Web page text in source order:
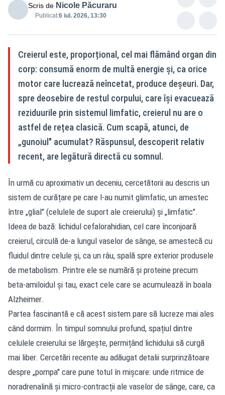
Scris de Nicole Păcuraru
Publicat:6 iul. 2026, 13:30
Creierul este, proporțional, cel mai flămând organ din
corp: consumă enorm de multă energie și, ca orice
motor care lucrează neîncetat, produce deșeuri. Dar,
spre deosebire de restul corpului, care își evacuează
reziduurile prin sistemul limfatic, creierul nu are o
astfel de rețea clasică. Cum scapă, atunci, de
„gunoiul" acumulat? Răspunsul, descoperit relativ
recent, are legătură directă cu somnul.
În urmă cu aproximativ un deceniu, cercetătorii au descris un
sistem de curățare pe care l-au numit glimfatic, un amestec
între „glial" (celulele de suport ale creierului) și „limfatic".
Ideea de bază: lichidul cefalorahidian, cel care înconjoară
creierul, circulă de-a lungul vaselor de sânge, se amestecă cu
fluidul dintre celule și, ca un râu, spală spre exterior produsele
de metabolism. Printre ele se numără și proteine precum
beta-amiloidul și tau, exact cele care se acumulează în boala
Alzheimer.
Partea fascinantă e că acest sistem pare să lucreze mai ales
când dormim. În timpul somnului profund, spațiul dintre
celulele creierului se lărgește, permițând lichidului să curgă
mai liber. Cercetări recente au adăugat detalii surprinzătoare
despre „pompa" care pune totul în mișcare: unde ritmice de
noradrenalină și micro-contracții ale vaselor de sânge, care, ca